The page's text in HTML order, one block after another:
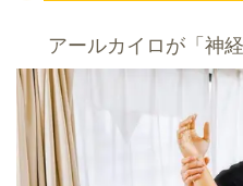
アールカイロが「神